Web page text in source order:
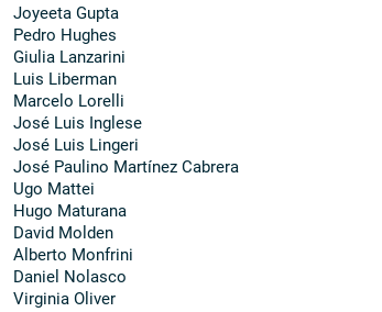
Joyeeta Gupta
Pedro Hughes
Giulia Lanzarini
Luis Liberman
Marcelo Lorelli
José Luis Inglese
José Luis Lingeri
José Paulino Martínez Cabrera
Ugo Mattei
Hugo Maturana
David Molden
Alberto Monfrini
Daniel Nolasco
Virginia Oliver